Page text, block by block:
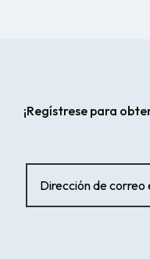
¡Regístrese para